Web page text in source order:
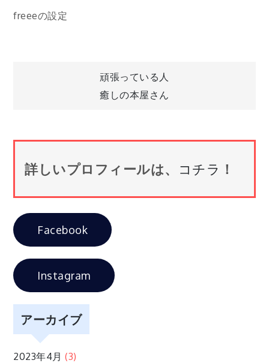
freeeの設定
ナ
ビ
ゲ
ー
シ
ョ
ン
頑張っている人
癒しの本屋さん
詳しいプロフィールは、 コチラ ！
Facebook
Instagram
アーカイブ
2023年4月 (3)